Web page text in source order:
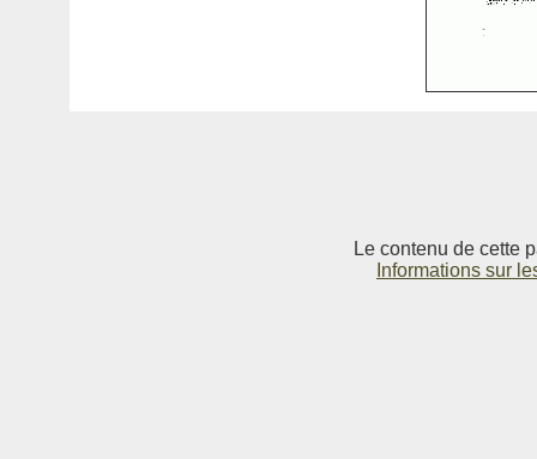
Le contenu de cette
Informations sur